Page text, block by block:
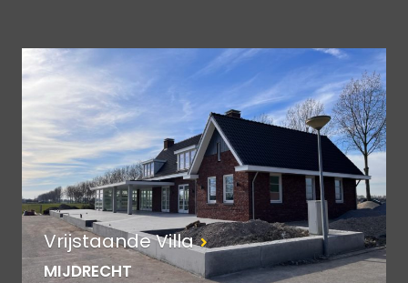
Vrijstaande Villa
MIJDRECHT